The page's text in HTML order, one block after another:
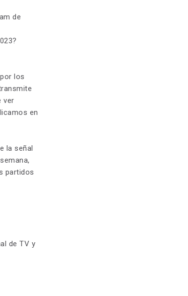
de
los
ver
en
la señal
partidos
de TV y